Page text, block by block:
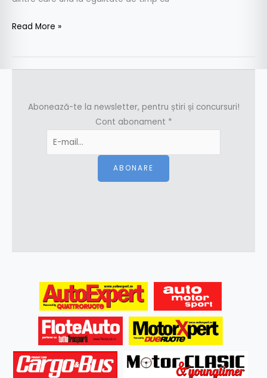
Read More »
Abonează-te la newsletter, pentru știri și concursuri!
Cont abonament *
ABONARE